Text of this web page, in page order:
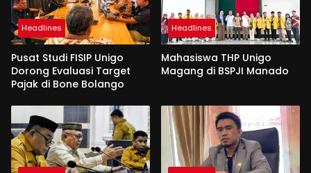
Headlines
Pusat Studi FISIP Unigo
Dorong Evaluasi Target
Pajak di Bone Bolango
Headlines
Mahasiswa THP Unigo
Magang di BSPJI Manado